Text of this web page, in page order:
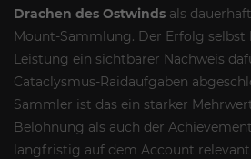
Drachen des Ostwinds als
Mount-Sammlung. Der Erfolg selbst
Leistung ein sichtbarer Nachweis
Cataclysmus-Raidaufgaben
Sammler ist das ein starker
Belohnung als auch der
langfristig auf dem Account relevant